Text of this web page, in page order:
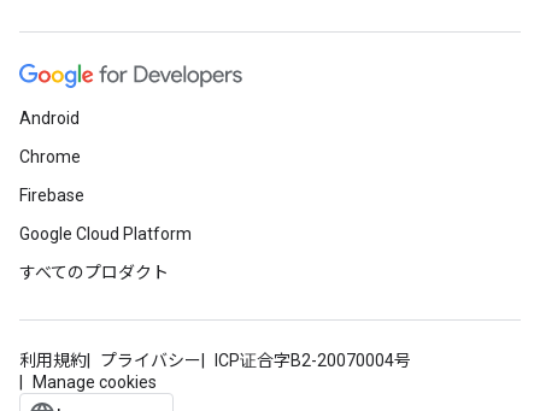
Android
Chrome
Firebase
Google Cloud Platform
すべてのプロダクト
利用規約 プライバシー
ICP证合字B2-20070004号
Manage cookies